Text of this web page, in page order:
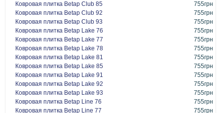
Ковровая плитка Betap Club 85
755грн
Ковровая плитка Betap Club 92
755грн
Ковровая плитка Betap Club 93
755грн
Ковровая плитка Betap Lake 76
755грн
Ковровая плитка Betap Lake 77
755грн
Ковровая плитка Betap Lake 78
755грн
Ковровая плитка Betap Lake 81
755грн
Ковровая плитка Betap Lake 85
755грн
Ковровая плитка Betap Lake 91
755грн
Ковровая плитка Betap Lake 92
755грн
Ковровая плитка Betap Lake 93
755грн
Ковровая плитка Betap Line 76
755грн
Ковровая плитка Betap Line 77
755грн